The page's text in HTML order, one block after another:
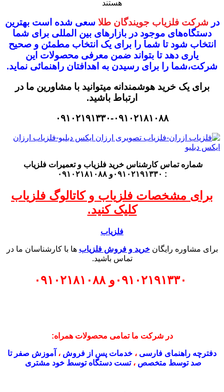
هستند
در شرکت فلزیاب جویندگان طلا سعی شده است بهترین
دستگاه‌های موجود در بازار‌های بین المللی برای شما
انتخاب شودتا شما را برای یک انتخاب مطمئن و صحیح
یاری دهد تا بتواند ضمن معرفی محصولات این
شرکت،شما را برای رسیدن به اهدافتان راهنمائی نماید.
برای یک خرید هوشمندانه میتوانید با مشاورین ما در
ارتباط باشید.
۰۹۱۰۲۱۹۱۳۳۰-۰۹۱۰۲۱۸۱۰۸۸
شماره تماس کارشناس خرید فلزیاب و تعمیرات فلزیاب
: ۰۹۱۰۲۱۹۱۳۳۰و ۰۹۱۰۲۱۸۱۰۸۸
برای مشخصات فلزیاب و کاتالوگ فلزیاب
کلیک کنید.
فلزیاب
برای مشاوره رایگانخرید و فروش فلزیاب ها با کارشناسان ما در
تماس باشید.
۰۹۱۰۲۱۹۱۳۳۰ و ۰۹۱۰۲۱۸۱۰۸۸
در شرکت ما تمامی محصولات همراه:
دفترچه راهنمای فارسی ، خدمات پس از فروش ، آموزش صفر تا
صد توسط متخصص ،تست دستگاه توسط خود مشتری